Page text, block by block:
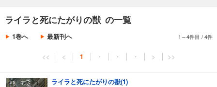
ライラと死にたがりの獣 の一覧
1巻へ 最新刊へ 1～4件目 /4件
<< < 1 ・ ・ ・ > >>
ライラと死にたがりの獣(1)